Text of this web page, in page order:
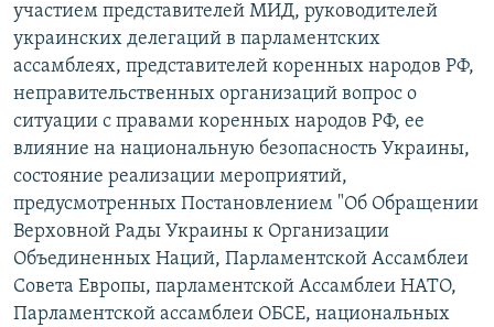
участием представителей МИД, руководителей
украинских делегаций в парламентских
ассамблеях, представителей коренных народов РФ,
неправительственных организаций вопрос о
ситуации с правами коренных народов РФ, ее
влияние на национальную безопасность Украины,
состояние реализации мероприятий,
предусмотренных Постановлением "Об Обращении
Верховной Рады Украины к Организации
Объединенных Наций, Парламентской Ассамблеи
Совета Европы, парламентской Ассамблеи НАТО,
Парламентской ассамблеи ОБСЕ, национальных